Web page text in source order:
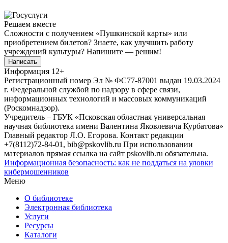
Решаем вместе
Сложности с получением «Пушкинской карты» или
приобретением билетов? Знаете, как улучшить работу
учреждений культуры? Напишите — решим!
Написать
Информация 12+
Регистрационный номер Эл № ФС77-87001 выдан 19.03.2024
г. Федеральной службой по надзору в сфере связи,
информационных технологий и массовых коммуникаций
(Роскомнадзор).
Учредитель – ГБУК «Псковская областная универсальная
научная библиотека имени Валентина Яковлевича Курбатова»
Главный редактор Л.О. Егорова. Контакт редакции
+7(8112)72-84-01, bib@pskovlib.ru При использовании
материалов прямая ссылка на сайт pskovlib.ru обязательна.
Информационная безопасность: как не поддаться на уловки
кибермошенников
Меню
О библиотеке
Электронная библиотека
Услуги
Ресурсы
Каталоги